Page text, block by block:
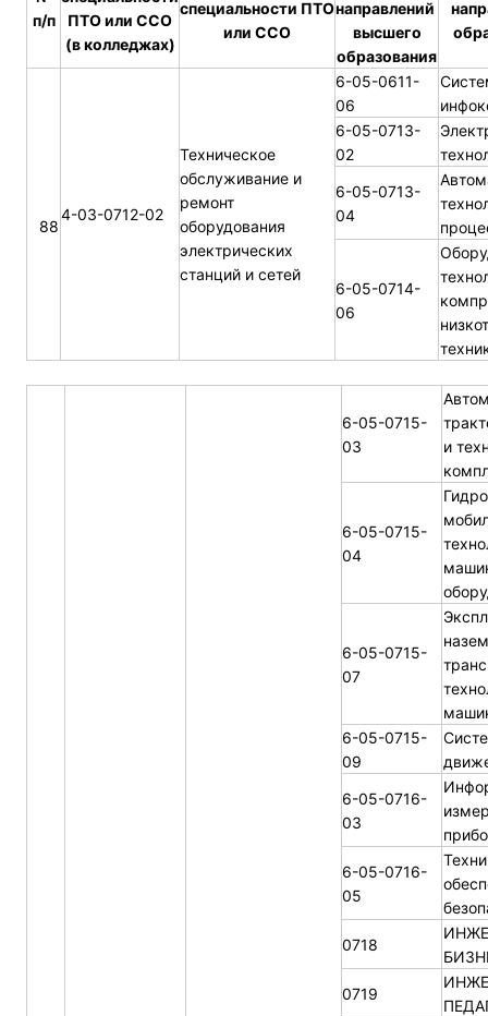
п/п
ПТО или ССО
(в колледжах)
специальности ПТО
или ССО
направлений
высшего
образования
88
4-03-0712-02
Техническое
обслуживание и
ремонт
оборудования
электрических
станций и сетей
6-05-0611-
06
6-05-0713-
02
6-05-0713-
04
6-05-0714-
06
6-05-0715-
03
и
6-05-0715-
04
6-05-0715-
07
6-05-0715-
09
6-05-0716-
03
6-05-0716-
05
0718
0719